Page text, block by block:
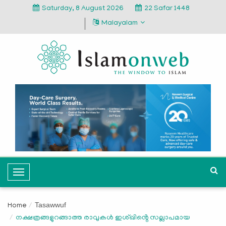
Saturday, 8 August 2026
22 Safar 1448
Malayalam
T
o
g
l
Home Tasawwuf
നക്ഷത്രങ്ങളുറങ്ങാത്ത രാവുകൾ ഇശ്ഖിൻ്റെ സല്ലാപമായ